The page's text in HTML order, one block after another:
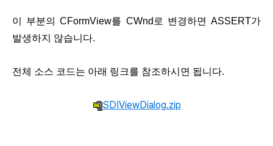
이 부분의 CFormView를 CWnd로 변경하면 ASSERT가
발생하지 않습니다.
전체 소스 코드는 아래 링크를 참조하시면 됩니다.
SDIViewDialog.zip